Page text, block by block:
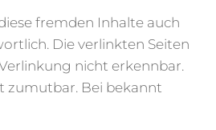
fremden Inhalte auch
Die verlinkten Seiten
nicht erkennbar.
zumutbar. Bei bekannt